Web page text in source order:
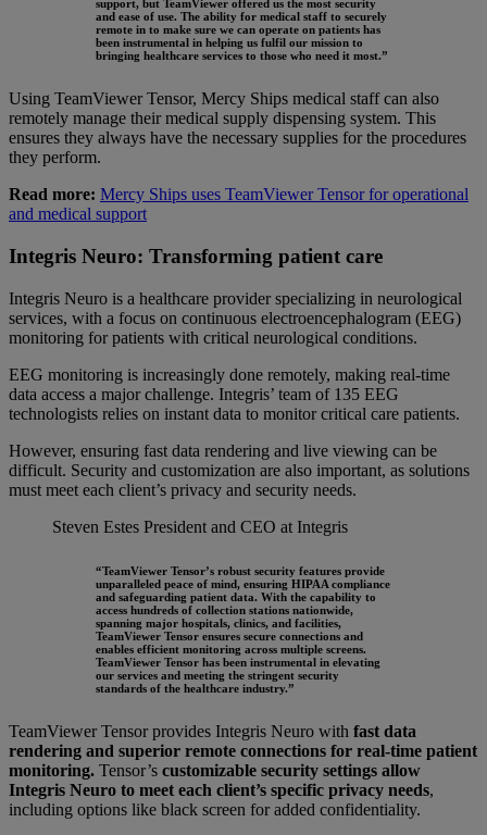
support, but TeamViewer offered us the most security
and ease of use. The ability for medical staff to securely
remote in to make sure we can operate on patients has
been instrumental in helping us fulfil our mission to
bringing healthcare services to those who need it most.”
Using TeamViewer Tensor, Mercy Ships medical staff can also
remotely manage their medical supply dispensing system. This
ensures they always have the necessary supplies for the procedures
they perform.
Read more: Mercy Ships uses TeamViewer Tensor for operational
and medical support
Integris Neuro: Transforming patient care
Integris Neuro is a healthcare provider specializing in neurological
services, with a focus on continuous electroencephalogram (EEG)
monitoring for patients with critical neurological conditions.
EEG monitoring is increasingly done remotely, making real-time
data access a major challenge. Integris’ team of 135 EEG
technologists relies on instant data to monitor critical care patients.
However, ensuring fast data rendering and live viewing can be
difficult. Security and customization are also important, as solutions
must meet each client’s privacy and security needs.
Steven Estes President and CEO at Integris
“TeamViewer Tensor’s robust security features provide
unparalleled peace of mind, ensuring HIPAA compliance
and safeguarding patient data. With the capability to
access hundreds of collection stations nationwide,
spanning major hospitals, clinics, and facilities,
TeamViewer Tensor ensures secure connections and
enables efficient monitoring across multiple screens.
TeamViewer Tensor has been instrumental in elevating
our services and meeting the stringent security
standards of the healthcare industry.”
TeamViewer Tensor provides Integris Neuro with fast data
rendering and superior remote connections for real-time patient
monitoring. Tensor’s customizable security settings allow
Integris Neuro to meet each client’s specific privacy needs,
including options like black screen for added confidentiality.